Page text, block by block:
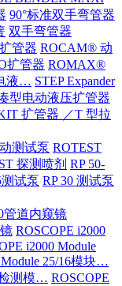
90°标准双手弯管器
双手弯管器
管器 ROCAM® 动
扩管器 ROMAX®
液… STEP Expander
型电动液压扩管器
扩管器 ／T 型拉
测试泵 ROTEST
探测喷剂 RP 50-
测试泵 RP 30 测试泵
管道内窥镜
ROSCOPE i2000
i2000 Module
25/16模块…
检测模… ROSCOPE